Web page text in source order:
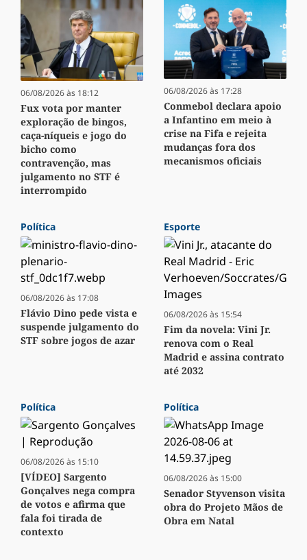
06/08/2026 às 18:12
Fux vota por manter
exploração de bingos,
caça-níqueis e jogo do
bicho como
contravenção, mas
julgamento no STF é
interrompido
06/08/2026 às 17:28
Conmebol declara apoio
a Infantino em meio à
crise na Fifa e rejeita
mudanças fora dos
mecanismos oficiais
Política
06/08/2026 às 17:08
Flávio Dino pede vista e
suspende julgamento do
STF sobre jogos de azar
Esporte
06/08/2026 às 15:54
Fim da novela: Vini Jr.
renova com o Real
Madrid e assina contrato
até 2032
Política
06/08/2026 às 15:10
[VÍDEO] Sargento
Gonçalves nega compra
de votos e afirma que
fala foi tirada de
contexto
Política
06/08/2026 às 15:00
Senador Styvenson visita
obra do Projeto Mãos de
Obra em Natal